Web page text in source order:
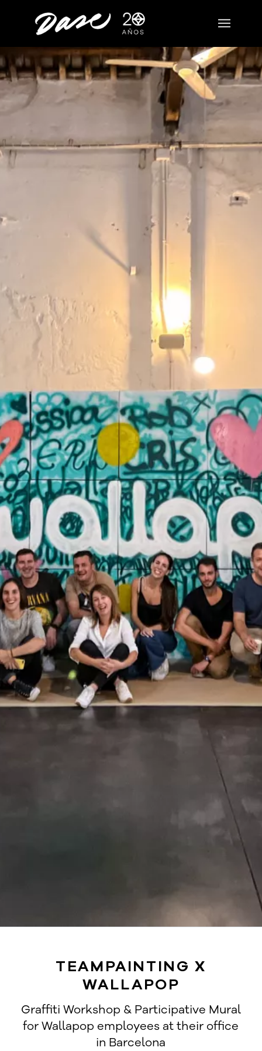
TEAMPAINTING X
WALLAPOP
Graffiti Workshop & Participative Mural
for Wallapop employees at their office
in Barcelona